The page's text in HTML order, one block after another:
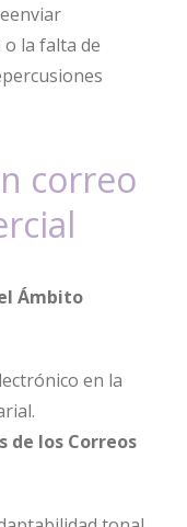
la falta de
correo
Ámbito
en la
de los Correos